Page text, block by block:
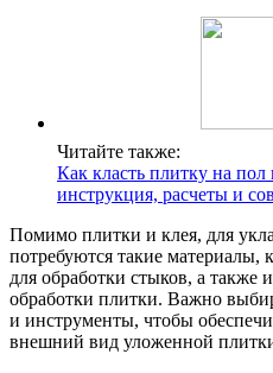
Читайте также:
Как класть плитку на
инструкция, расчеты и
Помимо плитки и клея, для
потребуются такие материалы,
для обработки стыков, а также
обработки плитки. Важно
и инструменты, чтобы
внешний вид уложенной